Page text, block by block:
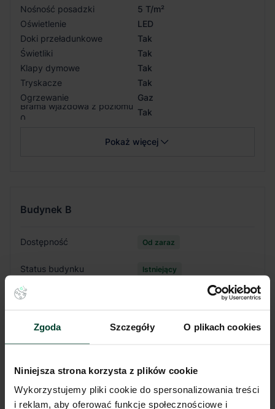
Zgoda Szczegóły O plikach cookies
Niniejsza strona korzysta z plików cookie
Wykorzystujemy pliki cookie do spersonalizowania treści
i reklam, aby oferować funkcje społecznościowe i
Nośność posadzki
5 T/m²
Oświetlenie
LED
Doki przeładunkowe
Tak
Świetliki
Tak
Klapy dymowe
Tak
Tryskacze
Tak
Ogrzewanie
Gaz
Brama wjazdowa z poziomu
0
Tak
Pokaż więcej
Budynek B
Dostępność Od zaraz
Status budynku Istniejący
Całkowita pow.
Dostępna powierzchnia 4 500 m²
Min. moduł
4 500 m²
Certyfikat
zgodnie z